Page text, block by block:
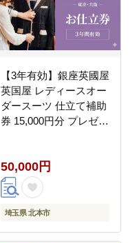
【3年有効】銀座英國屋
英国屋 レディースオー
ダースーツ 仕立て補助
券 15,000円分 プレゼン
50,000円
埼玉県 北本市